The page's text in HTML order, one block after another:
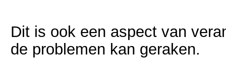
Dit is ook een aspect van
de problemen kan geraken.